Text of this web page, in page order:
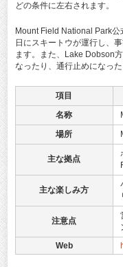
どの条件に左右されます。
Mount Field National Park
日にスキートウが運行し、
ます。また、Lake Dobson
なったり、通行止めになっ
項目
名称
場所
主な拠点
主な楽しみ方
注意点
Web